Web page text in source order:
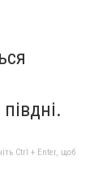
Ctrl + Enter, щоб